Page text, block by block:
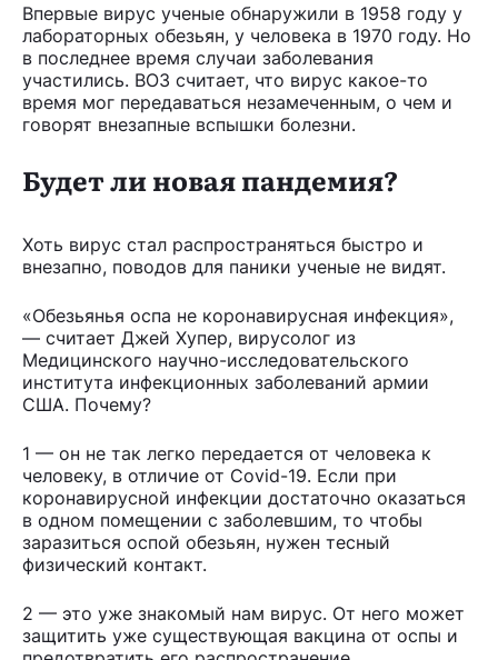
Впервые вирус ученые обнаружили в 1958 году у
лабораторных обезьян, у человека в 1970 году. Но
в последнее время случаи заболевания
участились. ВОЗ считает, что вирус какое-то
время мог передаваться незамеченным, о чем и
говорят внезапные вспышки болезни.
Будет ли новая пандемия?
Хоть вирус стал распространяться быстро и
внезапно, поводов для паники ученые не видят.
«Обезьянья оспа не коронавирусная инфекция»,
— считает Джей Хупер, вирусолог из
Медицинского научно-исследовательского
института инфекционных заболеваний армии
США. Почему?
1 — он не так легко передается от человека к
человеку, в отличие от Covid-19. Если при
коронавирусной инфекции достаточно оказаться
в одном помещении с заболевшим, то чтобы
заразиться оспой обезьян, нужен тесный
физический контакт.
2 — это уже знакомый нам вирус. От него может
защитить уже существующая вакцина от оспы и